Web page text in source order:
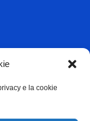
e la cookie